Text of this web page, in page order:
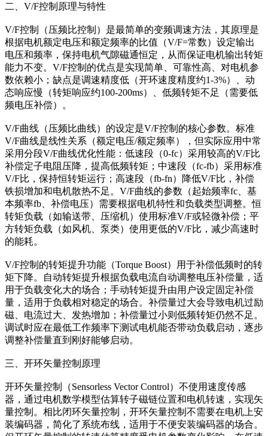
二、V/F控制原理与特性
V/F控制（压频比控制）是最简单的变频调速方法，其原理是
根据电机额定电压和额定频率的比值（V/F=常数）设定输出
电压和频率，保持电机气隙磁通恒定，从而保证电机输出转矩
能力不变。V/F控制的优点是实现简单、可靠性高、对电机参
数依赖小；缺点是调速精度低（开环速度精度约1-3%）、动
态响应慢（转矩响应约100-200ms）、低频转矩不足（需要低
频电压补偿）。
V/F曲线（压频比曲线）的设定是V/F控制的核心参数。标准
V/F曲线是线性关系（额定电压/额定频率），但实际应用中常
采用分段V/F曲线优化性能：低速段（0-fc）采用较高的V/F比
补偿定子电阻压降，提高低频转矩；中速段（fc-fb）采用标准
V/F比，保持恒转矩运行；高速段（fb-fn）降低V/F比，补偿
铁损增加和电机散热不足。V/F曲线的参数（起始频率fc、基
本频率fb、补偿电压）需要根据电机特性和负载类型调整。恒
转矩负载（如输送带、压缩机）使用标准V/F或轻微补偿；平
方转矩负载（如风机、泵类）使用更低的V/F比，减少高速时
的能耗。
V/F控制的转矩提升功能（Torque Boost）用于补偿低频时的转
矩下降。自动转矩提升根据负载电流自动调整电压补偿量，适
用于负载变化大的场合；手动转矩提升由用户设定固定补偿
量，适用于负载相对稳定的场合。补偿量过大会导致电机过励
磁、电流过大、发热增加；补偿量过小则低频转矩仍然不足。
调试时应在最低工作频率下测试电机能否带动负载启动，逐步
调整补偿量直到刚好能够启动。
三、开环矢量控制原理
开环矢量控制（Sensorless Vector Control）不使用速度传感
器，通过电机数学模型估算转子磁链位置和电机转速，实现矢
量控制。相比闭环矢量控制，开环矢量控制不需要在电机上安
装编码器，简化了系统布线，适用于不便安装编码器的场合。